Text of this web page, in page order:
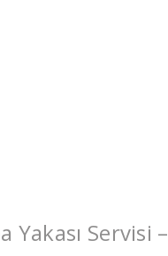
Yakası Servisi –